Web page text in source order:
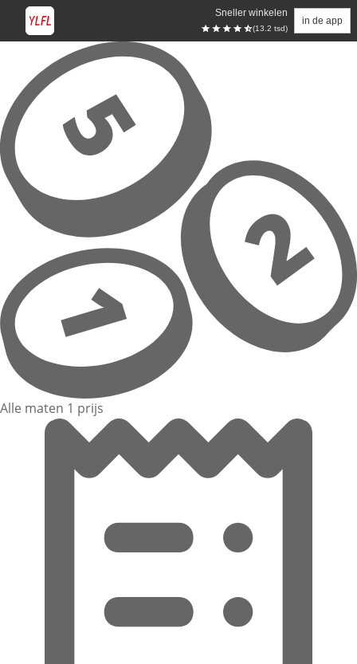
Sneller winkelen
(13.2 tsd)
in de app
Overslaan naar hoofdinhoud
Alle maten 1 prijs